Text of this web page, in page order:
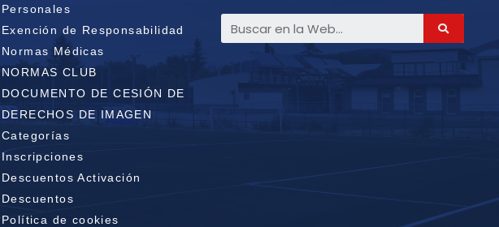
Personales
Exención de Responsabilidad
Normas Médicas
NORMAS CLUB
DOCUMENTO DE CESIÓN DE
DERECHOS DE IMAGEN
Categorías
Inscripciones
Descuentos Activación
Descuentos
Política de cookies